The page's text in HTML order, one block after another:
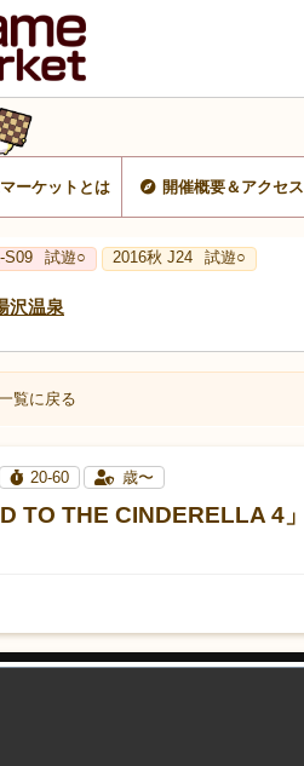
ーケットとは 開催概要＆アクセス
S09 試遊○ 2016秋 J24 試遊○
沢温泉
覧に戻る
20-60 歳〜
TO THE CINDERELLA 4」